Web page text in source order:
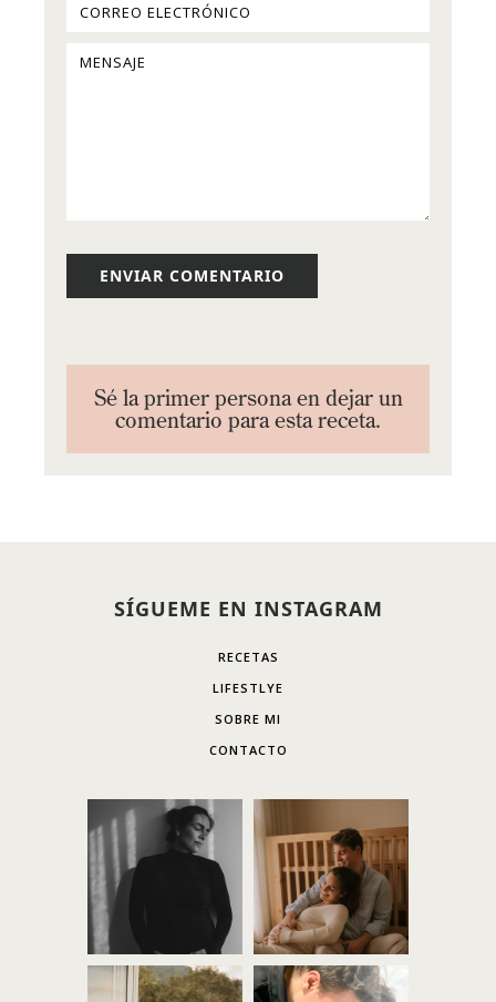
Sé la primer persona en dejar un
comentario para esta receta.
SÍGUEME EN INSTAGRAM
RECETAS
LIFESTLYE
SOBRE MI
CONTACTO